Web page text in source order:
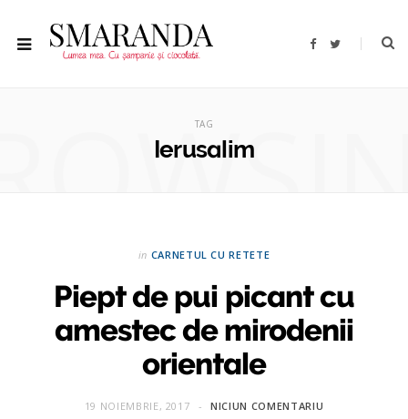
F
T
TAG
Ierusalim
in CARNETUL CU RETETE
Piept de pui picant cu
amestec de mirodenii
orientale
19 NOIEMBRIE, 2017 NICIUN COMENTARIU